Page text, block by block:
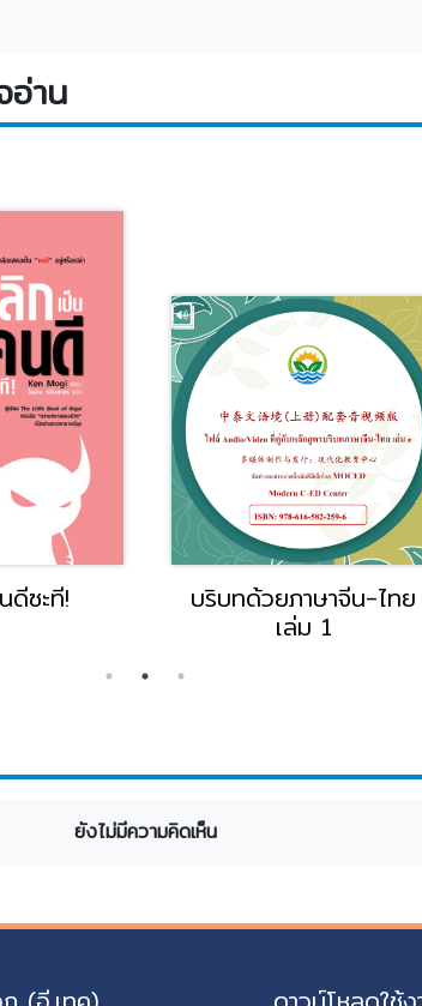
อ่าน
ดีซะที! บริบทด้วยภาษาจีน-ไทย
เล่ม 1
ยังไม่มีความคิดเห็น